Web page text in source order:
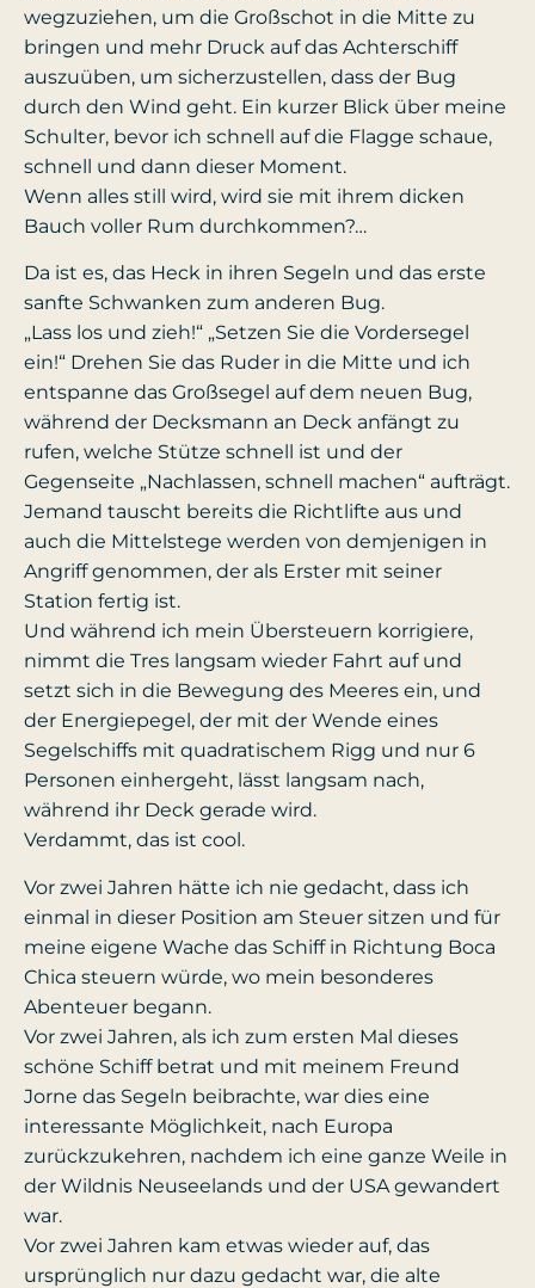
wegzuziehen, um die Großschot in die Mitte zu
bringen und mehr Druck auf das Achterschiff
auszuüben, um sicherzustellen, dass der Bug
durch den Wind geht. Ein kurzer Blick über meine
Schulter, bevor ich schnell auf die Flagge schaue,
schnell und dann dieser Moment.
Wenn alles still wird, wird sie mit ihrem dicken
Bauch voller Rum durchkommen?…
Da ist es, das Heck in ihren Segeln und das erste
sanfte Schwanken zum anderen Bug.
„Lass los und zieh!“ „Setzen Sie die Vordersegel
ein!“ Drehen Sie das Ruder in die Mitte und ich
entspanne das Großsegel auf dem neuen Bug,
während der Decksmann an Deck anfängt zu
rufen, welche Stütze schnell ist und der
Gegenseite „Nachlassen, schnell machen“ aufträgt.
Jemand tauscht bereits die Richtlifte aus und
auch die Mittelstege werden von demjenigen in
Angriff genommen, der als Erster mit seiner
Station fertig ist.
Und während ich mein Übersteuern korrigiere,
nimmt die Tres langsam wieder Fahrt auf und
setzt sich in die Bewegung des Meeres ein, und
der Energiepegel, der mit der Wende eines
Segelschiffs mit quadratischem Rigg und nur 6
Personen einhergeht, lässt langsam nach,
während ihr Deck gerade wird.
Verdammt, das ist cool.
Vor zwei Jahren hätte ich nie gedacht, dass ich
einmal in dieser Position am Steuer sitzen und für
meine eigene Wache das Schiff in Richtung Boca
Chica steuern würde, wo mein besonderes
Abenteuer begann.
Vor zwei Jahren, als ich zum ersten Mal dieses
schöne Schiff betrat und mit meinem Freund
Jorne das Segeln beibrachte, war dies eine
interessante Möglichkeit, nach Europa
zurückzukehren, nachdem ich eine ganze Weile in
der Wildnis Neuseelands und der USA gewandert
war.
Vor zwei Jahren kam etwas wieder auf, das
ursprünglich nur dazu gedacht war, die alte